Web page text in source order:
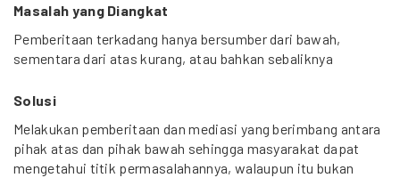
Masalah yang Diangkat
Pemberitaan terkadang hanya bersumber dari bawah,
sementara dari atas kurang, atau bahkan sebaliknya
Solusi
Melakukan pemberitaan dan mediasi yang berimbang antara
pihak atas dan pihak bawah sehingga masyarakat dapat
mengetahui titik permasalahannya, walaupun itu bukan